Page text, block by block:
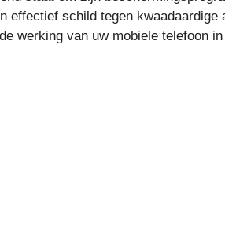
effectief schild tegen
werking van uw mobiele telefoon